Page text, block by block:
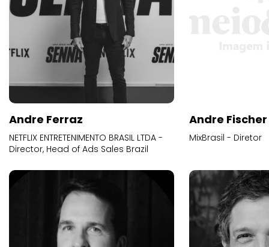
Andre Ferraz
NETFLIX ENTRETENIMENTO BRASIL LTDA -
Director, Head of Ads Sales Brazil
Andre Fischer
MixBrasil - Diretor